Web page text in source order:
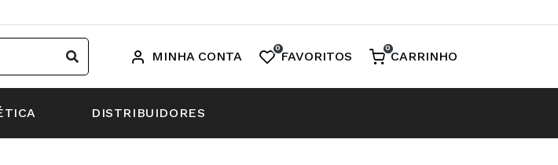
MINHA CONTA
0
FAVORITOS
0
CARRINHO
DISTRIBUIDORES